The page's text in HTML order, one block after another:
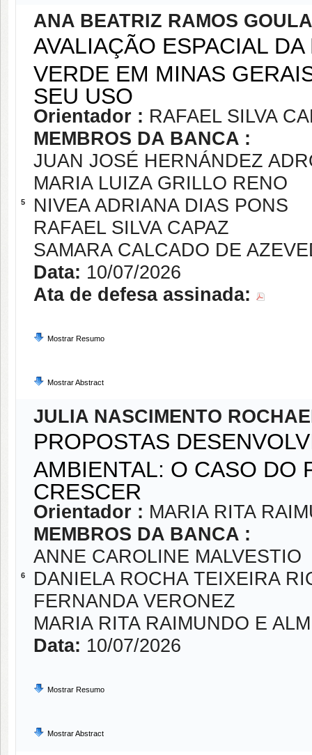
5
ANA BEATRIZ RAMOS
AVALIAÇÃO ESPACIAL
VERDE EM MINAS
SEU USO
Orientador : RAFAEL SILVA
MEMBROS DA BANCA :
JUAN JOSÉ HERNÁNDEZ
MARIA LUIZA GRILLO RENO
NIVEA ADRIANA DIAS PONS
RAFAEL SILVA CAPAZ
SAMARA CALCADO DE
Data: 10/07/2026
Ata de defesa assinada:
Mostrar Resumo
Mostrar Abstract
6
JULIA NASCIMENTO
PROPOSTAS
AMBIENTAL: O CASO DO
CRESCER
Orientador : MARIA RITA
MEMBROS DA BANCA :
ANNE CAROLINE MALVESTIO
DANIELA ROCHA TEIXEIRA
FERNANDA VERONEZ
MARIA RITA RAIMUNDO E
Data: 10/07/2026
Mostrar Resumo
Mostrar Abstract